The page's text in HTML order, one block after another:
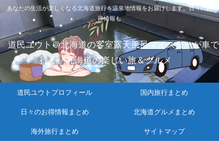
あなたの生活が楽しくなる北海道旅行＆温泉地情報をお届けします。日々のお
得情報も
道民ユウト＠北海道の客室露天風呂マイスターが車で
行く、北海道の楽しい旅＆グルメ
道民ユウトプロフィール 国内旅行まとめ
日々のお得情報まとめ 北海道グルメまとめ
海外旅行まとめ サイトマップ